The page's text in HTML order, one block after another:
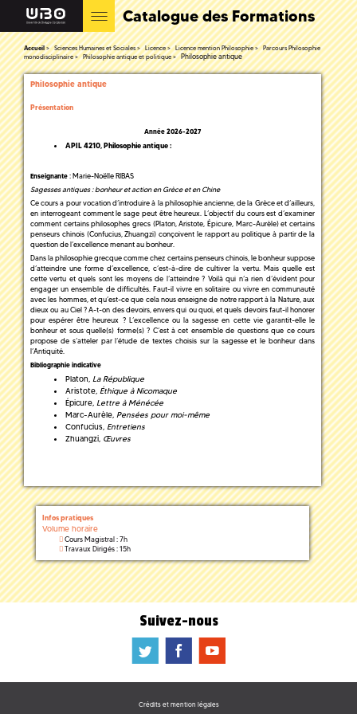
Catalogue des Formations
Accueil Sciences Humaines et Sociales Licence Licence mention Philosophie
Parcours Philosophie
monodisciplinaire
Philosophie antique et politique Philosophie antique
Philosophie antique
Présentation
Année 2026-2027
APIL 4210, Philosophie antique:
Enseignante : Marie-Noëlle RIBAS
Sagesses antiques : bonheur et action en Grèce et en Chine
Ce cours a pour vocation d’introduire à la philosophie ancienne, de la Grèce et d’ailleurs,
en interrogeant comment le sage peut être heureux. L’objectif du cours est d’examiner
comment certains philosophes grecs (Platon, Aristote, Épicure, Marc-Aurèle) et certains
penseurs chinois (Confucius, Zhuangzi) conçoivent le rapport au politique à partir de la
question de l’excellence menant au bonheur.
Dans la philosophie grecque comme chez certains penseurs chinois, le bonheur suppose
d’atteindre une forme d’excellence, c’est-à-dire de cultiver la vertu. Mais quelle est
cette vertu et quels sont les moyens de l’atteindre ? Voilà qui n’a rien d’évident pour
engager un ensemble de difficultés. Faut-il vivre en solitaire ou vivre en communauté
avec les hommes, et qu’est-ce que cela nous enseigne de notre rapport à la Nature, aux
dieux ou au Ciel ? A-t-on des devoirs, envers qui ou quoi, et quels devoirs faut-il honorer
pour espérer être heureux ? L’excellence ou la sagesse en cette vie garantit-elle le
bonheur et sous quelle(s) forme(s) ? C’est à cet ensemble de questions que ce cours
propose de s’atteler par l’étude de textes choisis sur la sagesse et le bonheur dans
l’Antiquité.
Bibliographie indicative
Platon, La République
Aristote, Éthique à Nicomaque
Épicure, Lettre à Ménécée
Marc-Aurèle, Pensées pour moi-même
Confucius, Entretiens
Zhuangzi, Œuvres
Infos pratiques
Volume horaire
Cours Magistral : 7h
Travaux Dirigés : 15h
Suivez-nous
a b f
Crédits et mention légales